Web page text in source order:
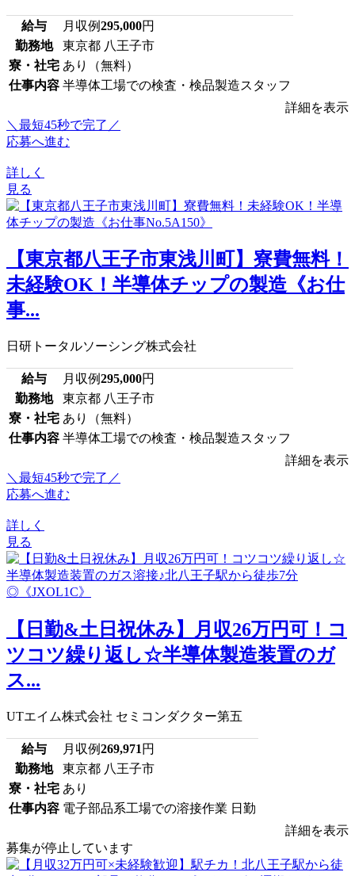
給与 月収例295,000円
勤務地
東京都 八王子市
寮・社宅 あり（無料）
仕事内容 半導体工場での検査・検品製造スタッフ
詳細を表示
＼最短45秒で完了／
応募へ進む
詳しく
見る
【東京都八王子市東浅川町】寮費無料！
未経験OK！半導体チップの製造《お仕
事...
日研トータルソーシング株式会社
給与 月収例295,000円
勤務地
東京都 八王子市
寮・社宅 あり（無料）
仕事内容 半導体工場での検査・検品製造スタッフ
詳細を表示
＼最短45秒で完了／
応募へ進む
詳しく
見る
【日勤&土日祝休み】月収26万円可！コ
ツコツ繰り返し☆半導体製造装置のガ
ス...
UTエイム株式会社 セミコンダクター第五
給与 月収例269,971 円
勤務地
東京都 八王子市
寮・社宅 あり
仕事内容 電子部品系工場での溶接作業 日勤
詳細を表示
募集が停止しています